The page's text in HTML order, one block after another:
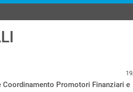
Coordinamento Promotori Finanziari e